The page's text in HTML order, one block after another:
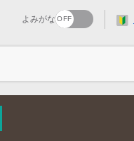
よみがな